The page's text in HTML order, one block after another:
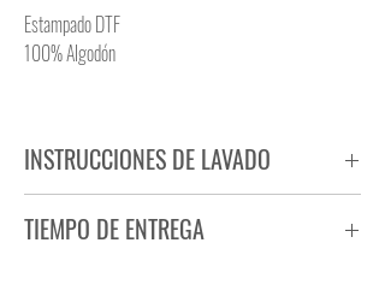
Estampado DTF
100% Algodón
INSTRUCCIONES DE LAVADO
NO UTILIZAR SECADORA
TIEMPO DE ENTREGA